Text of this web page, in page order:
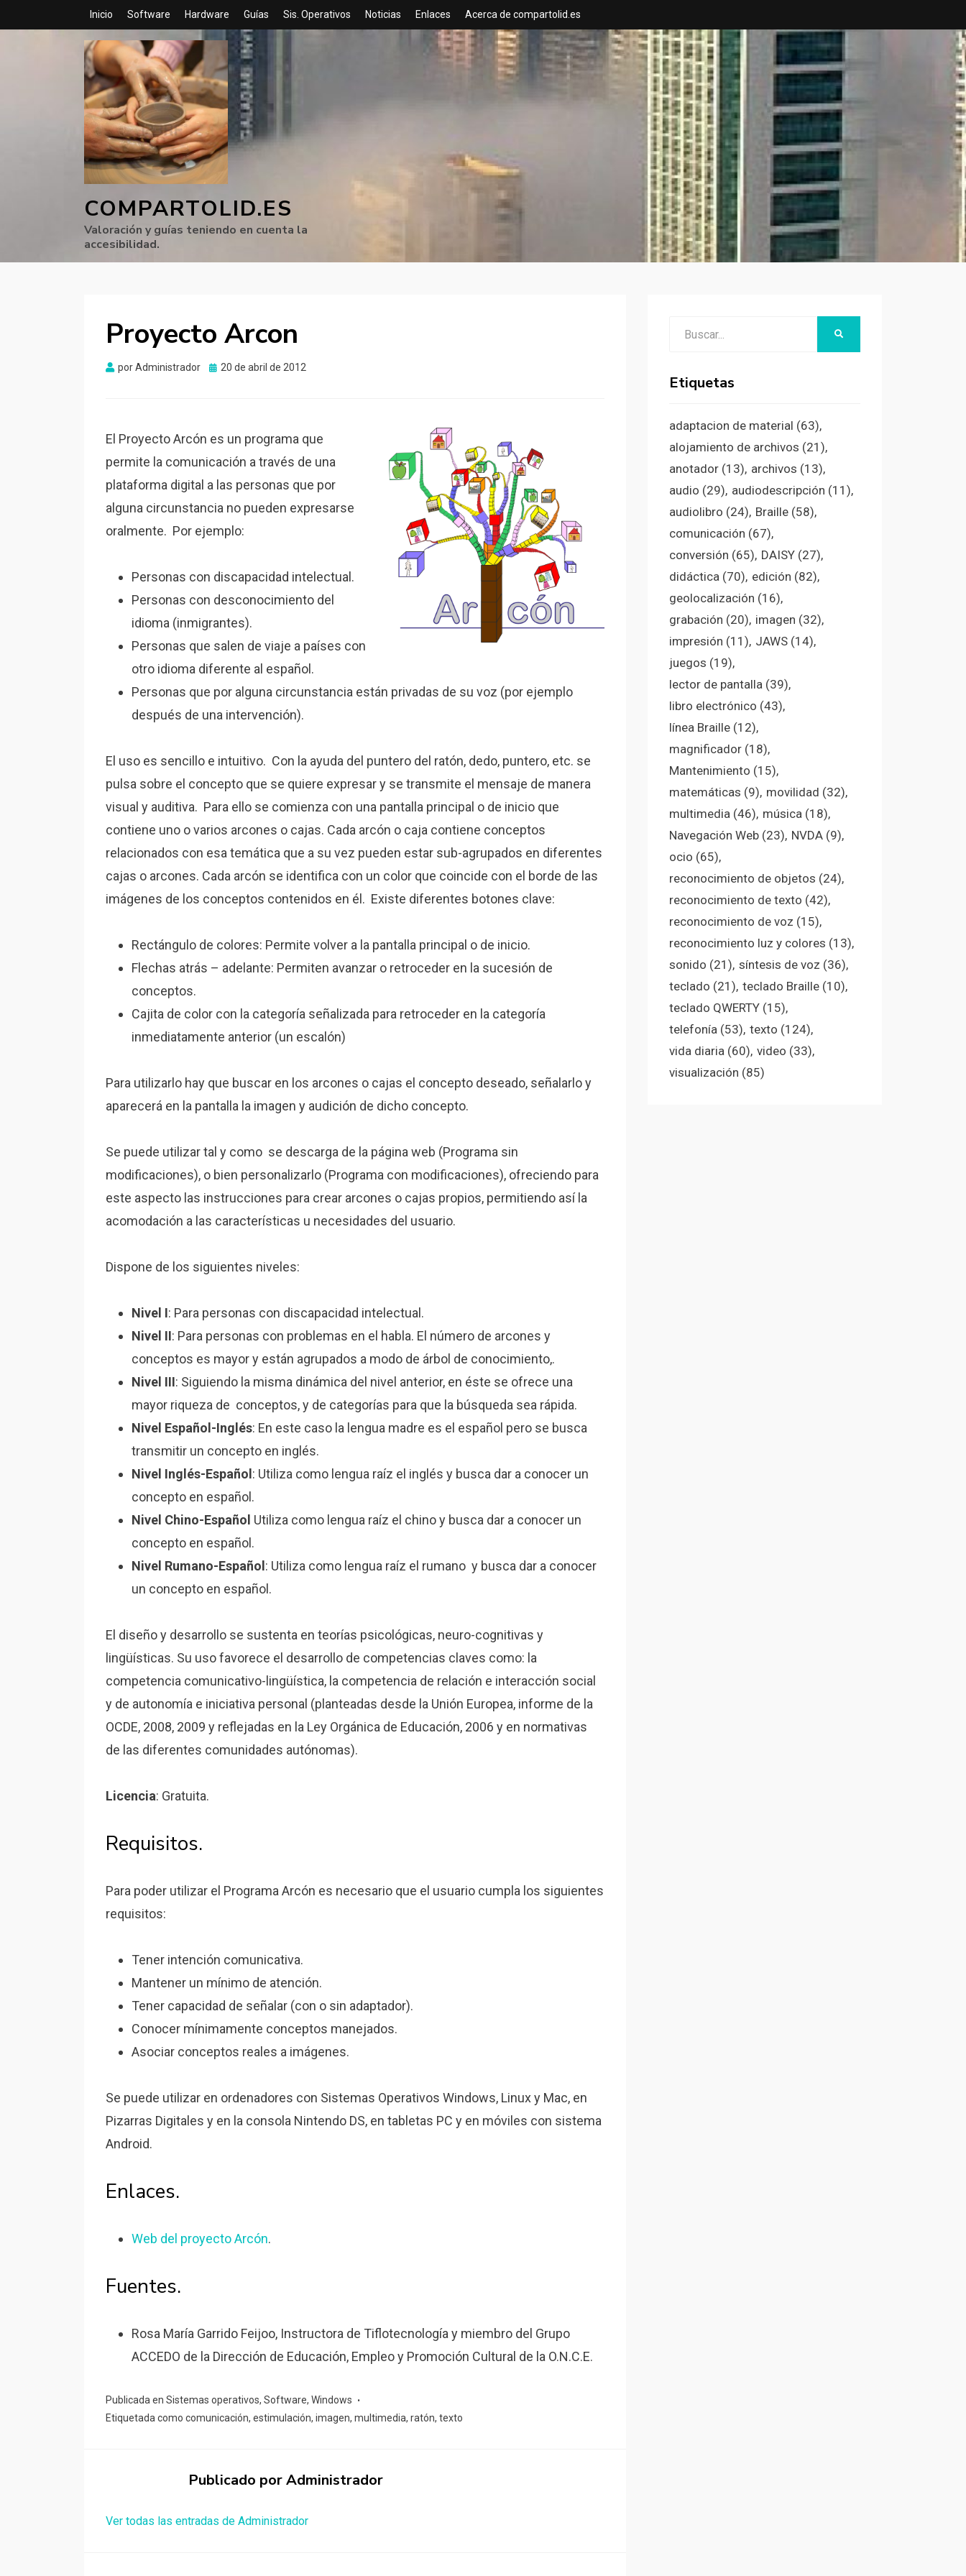
Inicio Software Hardware Guías Sis. Operativos Noticias Enlaces Acerca de compartolid.es
COMPARTOLID.ES
Valoración y guías teniendo en cuenta la
accesibilidad.
Proyecto Arcon
porAdministrador
Publicado
20 de abril de 2012
El Proyecto Arcón es un programa que
permite la comunicación a través de una
plataforma digital a las personas que por
alguna circunstancia no pueden expresarse
oralmente. Por ejemplo:
Personas con discapacidad intelectual.
Personas con desconocimiento del
idioma (inmigrantes).
Personas que salen de viaje a países con
otro idioma diferente al español.
Personas que por alguna circunstancia están privadas de su voz (por ejemplo
después de una intervención).
El uso es sencillo e intuitivo. Con la ayuda del puntero del ratón, dedo, puntero, etc. se
pulsa sobre el concepto que se quiere expresar y se transmite el mensaje de manera
visual y auditiva. Para ello se comienza con una pantalla principal o de inicio que
contiene uno o varios arcones o cajas. Cada arcón o caja contiene conceptos
relacionados con esa temática que a su vez pueden estar sub-agrupados en diferentes
cajas o arcones. Cada arcón se identifica con un color que coincide con el borde de las
imágenes de los conceptos contenidos en él. Existe diferentes botones clave:
Rectángulo de colores: Permite volver a la pantalla principal o de inicio.
Flechas atrás – adelante: Permiten avanzar o retroceder en la sucesión de
conceptos.
Cajita de color con la categoría señalizada para retroceder en la categoría
inmediatamente anterior (un escalón)
Para utilizarlo hay que buscar en los arcones o cajas el concepto deseado, señalarlo y
aparecerá en la pantalla la imagen y audición de dicho concepto.
Se puede utilizar tal y como se descarga de la página web (Programa sin
modificaciones), o bien personalizarlo (Programa con modificaciones), ofreciendo para
este aspecto las instrucciones para crear arcones o cajas propios, permitiendo así la
acomodación a las características u necesidades del usuario.
Dispone de los siguientes niveles:
Nivel I: Para personas con discapacidad intelectual.
Nivel II: Para personas con problemas en el habla. El número de arcones y
conceptos es mayor y están agrupados a modo de árbol de conocimiento,.
Nivel III: Siguiendo la misma dinámica del nivel anterior, en éste se ofrece una
mayor riqueza de conceptos, y de categorías para que la búsqueda sea rápida.
Nivel Español-Inglés: En este caso la lengua madre es el español pero se busca
transmitir un concepto en inglés.
Nivel Inglés-Español : Utiliza como lengua raíz el inglés y busca dar a conocer un
concepto en español.
Nivel Chino-Español Utiliza como lengua raíz el chino y busca dar a conocer un
concepto en español.
Nivel Rumano-Español : Utiliza como lengua raíz el rumano y busca dar a conocer
un concepto en español.
El diseño y desarrollo se sustenta en teorías psicológicas, neuro-cognitivas y
lingüísticas. Su uso favorece el desarrollo de competencias claves como: la
competencia comunicativo-lingüística, la competencia de relación e interacción social
y de autonomía e iniciativa personal (planteadas desde la Unión Europea, informe de la
OCDE, 2008, 2009 y reflejadas en la Ley Orgánica de Educación, 2006 y en normativas
de las diferentes comunidades autónomas).
Licencia: Gratuita.
Requisitos.
Para poder utilizar el Programa Arcón es necesario que el usuario cumpla los siguientes
requisitos:
Tener intención comunicativa.
Mantener un mínimo de atención.
Tener capacidad de señalar (con o sin adaptador).
Conocer mínimamente conceptos manejados.
Asociar conceptos reales a imágenes.
Se puede utilizar en ordenadores con Sistemas Operativos Windows, Linux y Mac, en
Pizarras Digitales y en la consola Nintendo DS, en tabletas PC y en móviles con sistema
Android.
Enlaces.
Web del proyecto Arcón.
Fuentes.
Rosa María Garrido Feijoo, Instructora de Tiflotecnología y miembro del Grupo
ACCEDO de la Dirección de Educación, Empleo y Promoción Cultural de la O.N.C.E.
Publicada en Sistemas operativos, Software, Windows
Etiquetada como comunicación, estimulación, imagen, multimedia, ratón, texto
Publicado porAdministrador
Ver todas las entradas de Administrador
Etiquetas
adaptacion de material (63)
alojamiento de archivos (21)
anotador(13) archivos (13)
audio (29) audiodescripción (11)
audiolibro (24) Braille(58)
comunicación (67)
conversión (65) DAISY(27)
didáctica(70) edición (82)
geolocalización (16)
grabación (20) imagen (32)
impresión (11) JAWS(14)
juegos (19)
lector de pantalla(39)
libro electrónico (43)
línea Braille(12)
magnificador(18)
Mantenimiento (15)
matemáticas (9) movilidad (32)
multimedia(46) música(18)
Navegación Web(23) NVDA(9)
ocio (65)
reconocimiento de objetos (24)
reconocimiento de texto (42)
reconocimiento de voz (15)
reconocimiento luz y colores (13)
sonido (21) síntesis de voz (36)
teclado (21) teclado Braille(10)
teclado QWERTY(15)
telefonía(53) texto (124)
vida diaria(60) video (33)
visualización (85)